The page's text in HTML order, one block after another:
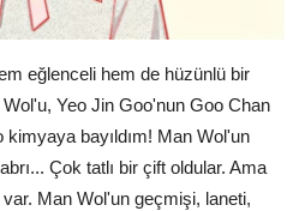
eğlenceli hem de hüzünlü bir
Yeo Jin Goo'nun Goo Chan
bayıldım! Man Wol'un
Çok tatlı bir çift oldular. Ama
Man Wol'un geçmişi, laneti,